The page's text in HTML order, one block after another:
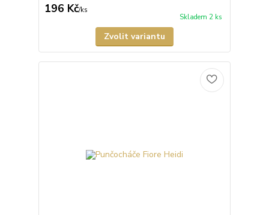
196 Kč/ks
Skladem 2 ks
Zvolit variantu